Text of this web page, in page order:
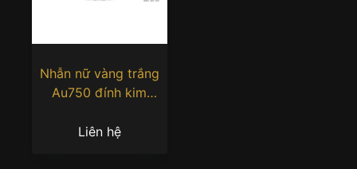
Nhẫn nữ vàng trắng
Au750 đính kim
Liên hệ